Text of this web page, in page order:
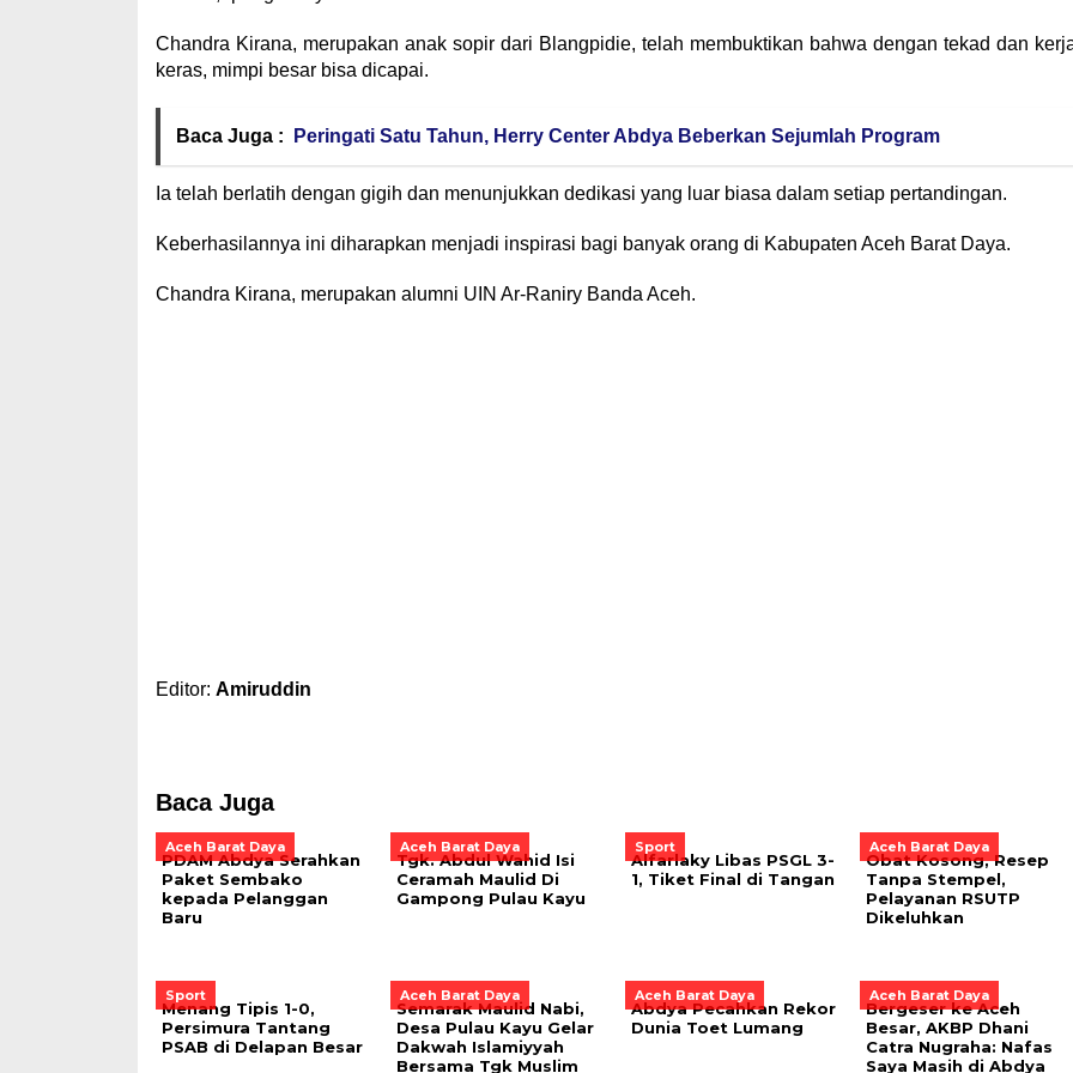
Chandra Kirana, merupakan anak sopir dari Blangpidie, telah membuktikan bahwa dengan tekad dan
keras, mimpi besar bisa dicapai.
Baca Juga : Peringati Satu Tahun, Herry Center Abdya Beberkan Sejumlah Program
Ia telah berlatih dengan gigih dan menunjukkan dedikasi yang luar biasa dalam setiap pertandingan.
Keberhasilannya ini diharapkan menjadi inspirasi bagi banyak orang di Kabupaten Aceh Barat Daya.
Chandra Kirana, merupakan alumni UIN Ar-Raniry Banda Aceh.
Editor: Amiruddin
Baca Juga
Aceh Barat Daya
PDAM Abdya Serahkan
Paket Sembako
kepada Pelanggan
Baru
Aceh Barat Daya
Tgk. Abdul Wahid Isi
Ceramah Maulid Di
Gampong Pulau Kayu
Sport
Alfarlaky Libas PSGL 3-
1, Tiket Final di Tangan
Aceh Barat Daya
Obat Kosong, Resep
Tanpa Stempel,
Pelayanan RSUTP
Dikeluhkan
Sport
Menang Tipis 1-0,
Persimura Tantang
PSAB di Delapan Besar
Aceh Barat Daya
Semarak Maulid Nabi,
Desa Pulau Kayu Gelar
Dakwah Islamiyyah
Bersama Tgk Muslim
Aceh Barat Daya
Abdya Pecahkan Rekor
Dunia Toet Lumang
Aceh Barat Daya
Bergeser ke Aceh
Besar, AKBP Dhani
Catra Nugraha: Nafas
Saya Masih di Abdya